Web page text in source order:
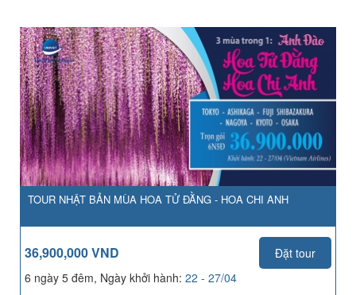
TOUR NHẬT BẢN MÙA HOA TỬ ĐẰNG - HOA CHI ANH
36,900,000 VND
Đặt tour
6 ngày 5 đêm, Ngày khởi hành: 22 - 27/04